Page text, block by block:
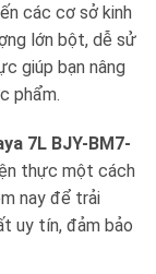
các cơ sở kinh
lớn bột, dễ sử
giúp bạn nâng
phẩm.
7L BJY-BM7-
thực một cách
nay để trải
uy tín, đảm bảo